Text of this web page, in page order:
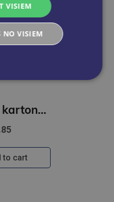
Ātršuvējs kartona A4 | Krāsains
to cart
VISIEM
NO VISIEM